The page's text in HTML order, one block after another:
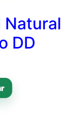
Natural
DD